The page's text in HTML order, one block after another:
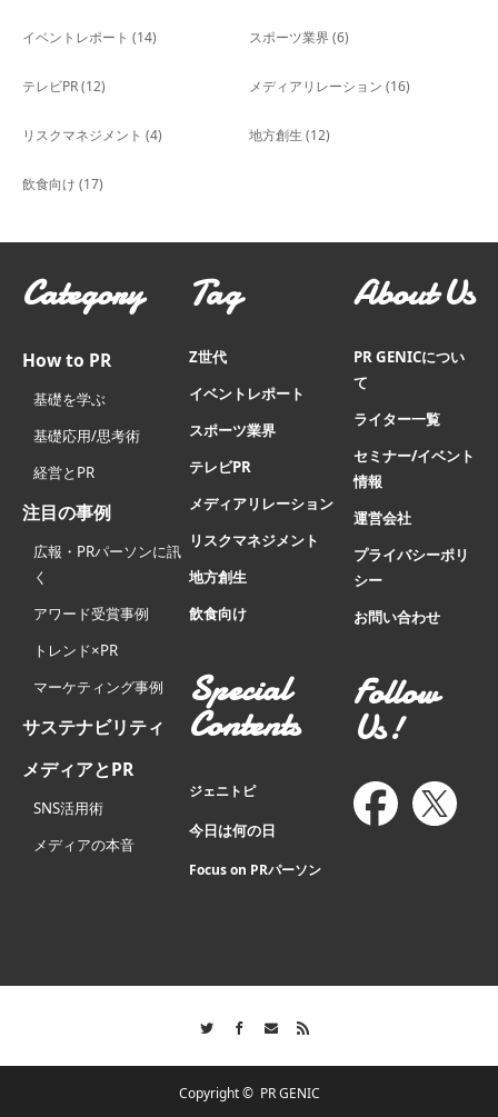
イベントレポート (14) スポーツ業界 (6)
テレビPR(12) メディアリレーション (16)
リスクマネジメント (4) 地方創生 (12)
飲食向け (17)
Category
How to PR
基礎を学ぶ
基礎応用/思考術
経営とPR
注目の事例
広報・PRパーソンに訊
く
アワード受賞事例
トレンド×PR
マーケティング事例
サステナビリティ
メディアとPR
SNS活用術
メディアの本音
Tag
Z世代
イベントレポート
スポーツ業界
テレビPR
メディアリレーション
リスクマネジメント
地方創生
飲食向け
Special
Contents
ジェニトピ
今日は何の日
Focus on PRパーソン
About Us
PR GENICについ
て
ライター一覧
セミナー/イベント
情報
運営会社
プライバシーポリ
シー
お問い合わせ
Follow
Us!
Copyright © PR GENIC